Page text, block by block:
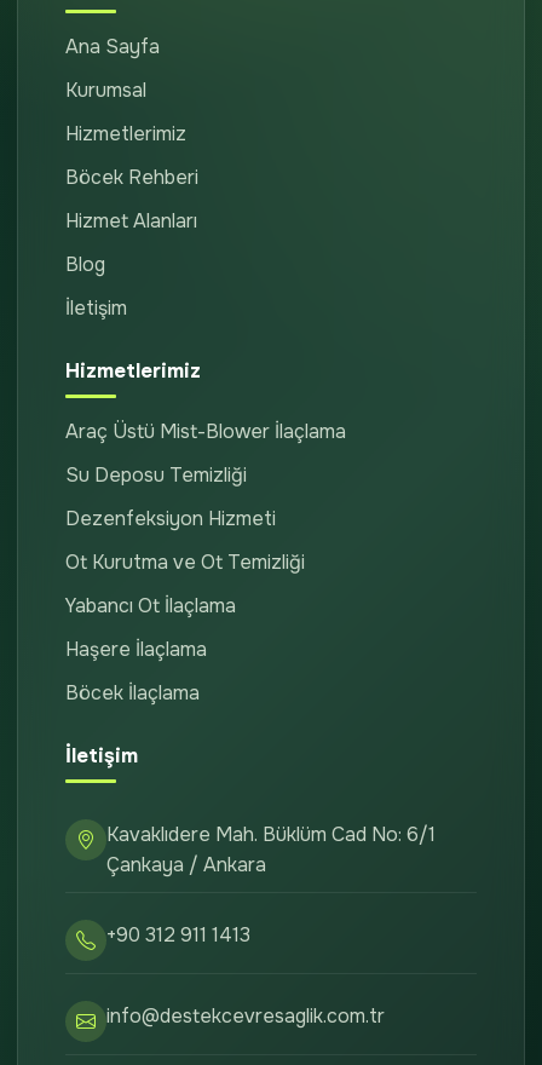
Ana Sayfa
Kurumsal
Hizmetlerimiz
Böcek Rehberi
Hizmet Alanları
Blog
İletişim
Hizmetlerimiz
Araç Üstü Mist-Blower İlaçlama
Su Deposu Temizliği
Dezenfeksiyon Hizmeti
Ot Kurutma ve Ot Temizliği
Yabancı Ot İlaçlama
Haşere İlaçlama
Böcek İlaçlama
İletişim
Kavaklıdere Mah. Büklüm Cad No: 6/1
Çankaya / Ankara
+90 312 911 1413
info@destekcevresaglik.com.tr